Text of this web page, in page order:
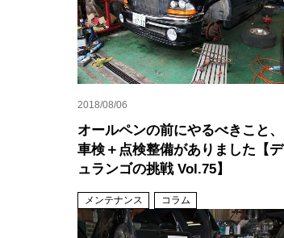
2018/08/06
オールペンの前にやるべきこと、
車検＋点検整備がありました【デ
ュランゴの挑戦 Vol.75】
メンテナンス コラム